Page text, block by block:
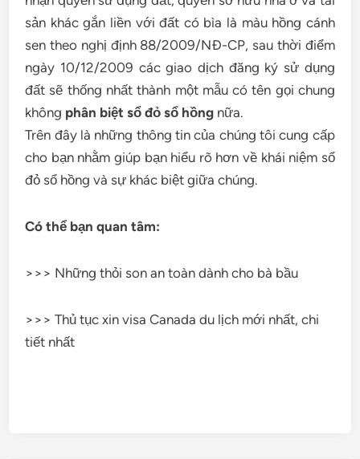
sản khác gắn liền với đất có bìa là màu hồng cánh
sen theo nghị định 88/2009/NĐ-CP, sau thời điểm
ngày 10/12/2009 các giao dịch đăng ký sử dụng
đất sẽ thống nhất thành một mẫu có tên gọi chung
không phân biệt sổ đỏ sổ hồng nữa.
Trên đây là những thông tin của chúng tôi cung cấp
cho bạn nhằm giúp bạn hiểu rõ hơn về khái niệm sổ
đỏ sổ hồng và sự khác biệt giữa chúng.
Có thể bạn quan tâm:
>>> Những thỏi son an toàn dành cho bà bầu
>>> Thủ tục xin visa Canada du lịch mới nhất, chi
tiết nhất